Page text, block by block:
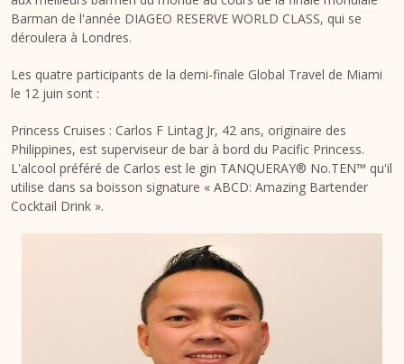
Barman de l'année DIAGEO RESERVE WORLD CLASS, qui se
déroulera à Londres.
Les quatre participants de la demi-finale Global Travel de Miami
le 12 juin sont :
Princess Cruises : Carlos F Lintag Jr, 42 ans, originaire des
Philippines, est superviseur de bar à bord du Pacific Princess.
L'alcool préféré de Carlos est le gin TANQUERAY® No.TEN™ qu'il
utilise dans sa boisson signature « ABCD: Amazing Bartender
Cocktail Drink ».